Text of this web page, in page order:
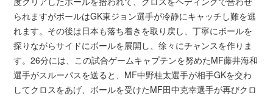
られますがボールはGK東ジョン選手が冷静にキャッチし難を逃
れます。その後は日本も落ち着きを取り戻し、丁寧にボールを
探りながらサイドにボールを展開し、徐々にチャンスを作りま
す。26分には、この試合ゲームキャプテンを努めたMF藤井海和
選手がスルーパスを送ると、MF中野桂太選手が相手GKを交わ
してクロスをあげ、ボールを受けたMF田中克幸選手が再びクロ